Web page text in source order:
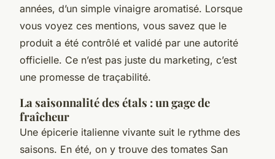
années, d’un simple vinaigre aromatisé. Lorsque
vous voyez ces mentions, vous savez que le
produit a été contrôlé et validé par une autorité
officielle. Ce n’est pas juste du marketing, c’est
une promesse de traçabilité.
La saisonnalité des étals : un gage de
fraîcheur
Une épicerie italienne vivante suit le rythme des
saisons. En été, on y trouve des tomates San